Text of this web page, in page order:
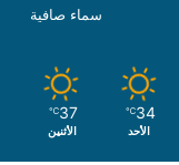
سماء صافية
34
℃
الأحد
37
℃
الأثنين